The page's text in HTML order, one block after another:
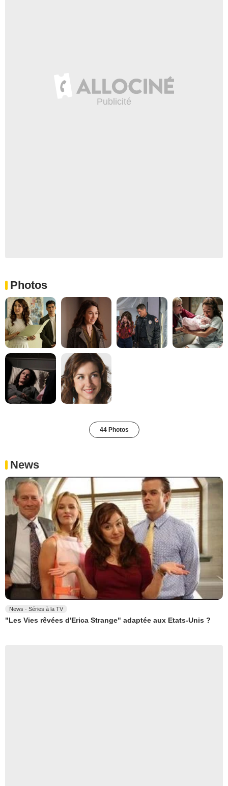
Photos
44 Photos
News
News - Séries à la TV
"Les Vies rêvées d'Erica Strange" adaptée aux Etats-Unis ?